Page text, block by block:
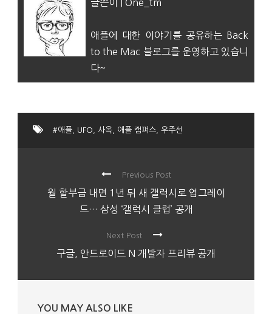
글쓴이 | One_tm
애플에 대한 이야기를 공유하는 Back
to the Mac 블로그를 운영하고 있습니
다~
#애플 UFO 사옥 애플 캠퍼스 우주선
Previous Post
월 할부금 내면 1년 뒤 새 갤럭시로 업그레이
드… 삼성 ‘갤럭시 클럽’ 공개
Next Post
구글, 안드로이드 N 개발자 프리뷰 공개
YOU MAY ALSO LIKE